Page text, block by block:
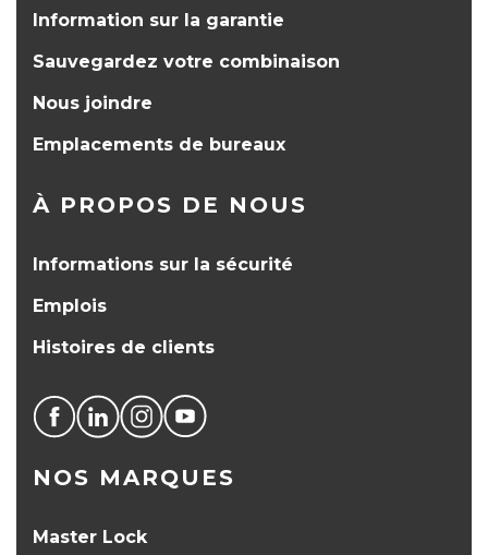
Information sur la garantie
Sauvegardez votre combinaison
Nous joindre
Emplacements de bureaux
À PROPOS DE NOUS
Informations sur la sécurité
Emplois
Histoires de clients
NOS MARQUES
Master Lock